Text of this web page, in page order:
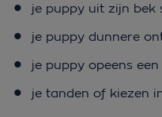
je puppy uit zijn bek
je puppy dunnere
je puppy opeens
je tanden of kiezen